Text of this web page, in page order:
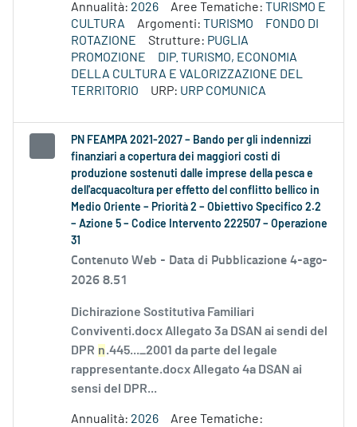
Annualità: 2026 Aree Tematiche: TURISMO E
CULTURA
Argomenti: TURISMO
FONDO DI
ROTAZIONE
Strutture: PUGLIA
PROMOZIONE
DIP. TURISMO, ECONOMIA
DELLA CULTURA E VALORIZZAZIONE DEL
TERRITORIO
URP: URP COMUNICA
PN FEAMPA 2021-2027 – Bando per gli indennizzi
finanziari a copertura dei maggiori costi di
produzione sostenuti dalle imprese della pesca e
dell'acquacoltura per effetto del conflitto bellico in
Medio Oriente – Priorità 2 – Obiettivo Specifico 2.2
– Azione 5 – Codice Intervento 222507 – Operazione
31
Contenuto Web - Data di Pubblicazione 4-ago-
2026 8.51
Dichirazione Sostitutiva Familiari
Conviventi.docx Allegato 3a DSAN ai sendi del
DPR n.445..._2001 da parte del legale
rappresentante.docx Allegato 4a DSAN ai
sensi del DPR...
Annualità: 2026
Aree Tematiche: